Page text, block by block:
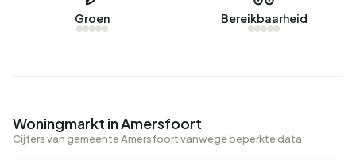
Groen Bereikbaarheid
Woningmarkt in Amersfoort
Cijfers van gemeente Amersfoort vanwege beperkte data